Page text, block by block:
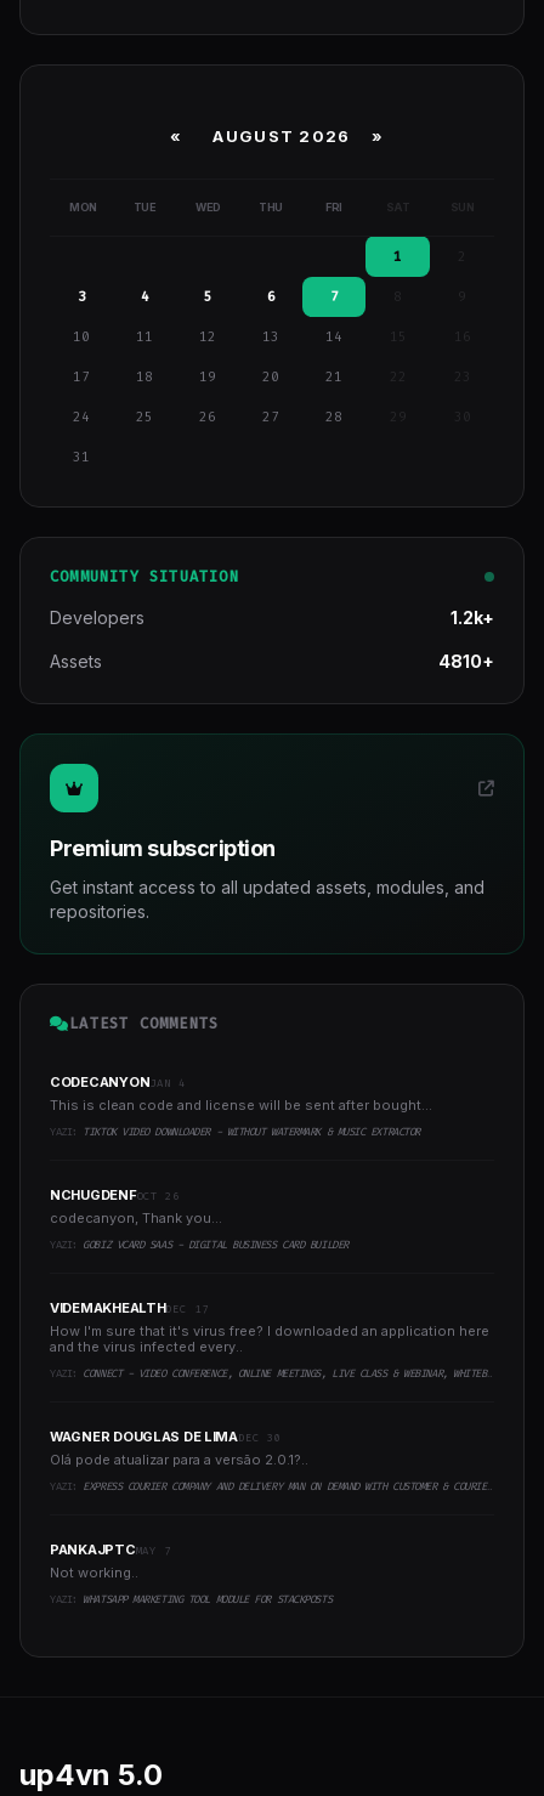
« AUGUST 2026 »
MON TUE WED THU FRI SAT SUN
1
3 4 5 6 7 9
10 11 12 13 14 15 16
17 18 19 20 21
24 25 26 27 28 29
31
COMMUNITY SITUATION
Developers 1.2k+
Assets 4810+
Premium subscription
Get instant access to all updated assets, modules, and
repositories.
LATEST COMMENTS
CODECANYONJAN 4
This is clean code and license will be sent after bought...
YAZI: TIKTOK VIDEO DOWNLOADER - WITHOUT WATERMARK & MUSIC EXTRACTOR
NCHUGDENFOCT 26
codecanyon, Thank you...
YAZI: GOBIZ VCARD SAAS - DIGITAL BUSINESS CARD BUILDER
VIDEMAKHEALTHDEC 17
How I'm sure that it's virus free? I downloaded an application here
and the virus infected every..
YAZI: CONNECT - VIDEO CONFERENCE, ONLINE MEETINGS, LIVE CLASS & WEBINAR, WHITEBOARD, LIVE CHAT
WAGNER DOUGLAS DE LIMADEC 30
Olá pode atualizar para a versão 2.0.1?..
YAZI: EXPRESS COURIER COMPANY AND DELIVERY MAN ON DEMAND WITH CUSTOMER & COURIER APP, WEB AND ADMIN PANEL
PANKAJPTCMAY 7
Not working..
YAZI: WHATSAPP MARKETING TOOL MODULE FOR STACKPOSTS
up4vn 5.0